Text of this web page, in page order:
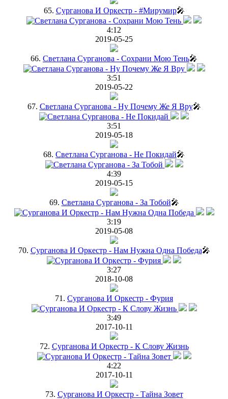
65. Сурганова И Оркестр - #Мирумир🎤
4:12
2019-05-25
66. Светлана Сурганова - Сохрани Мою Тень🎤
3:51
2019-05-22
67. Светлана Сурганова - Ну Почему Же Я Вру🎤
3:51
2019-05-18
68. Светлана Сурганова - Не Покидай🎤
4:39
2019-05-15
69. Светлана Сурганова - За Тобой🎤
3:19
2019-05-08
70. Сурганова И Оркестр - Нам Нужна Одна Победа🎤
3:27
2018-10-08
71. Сурганова И Оркестр - Фурия
3:49
2017-10-11
72. Сурганова И Оркестр - К Слову Жизнь
4:22
2017-10-11
73. Сурганова И Оркестр - Тайна Зовет